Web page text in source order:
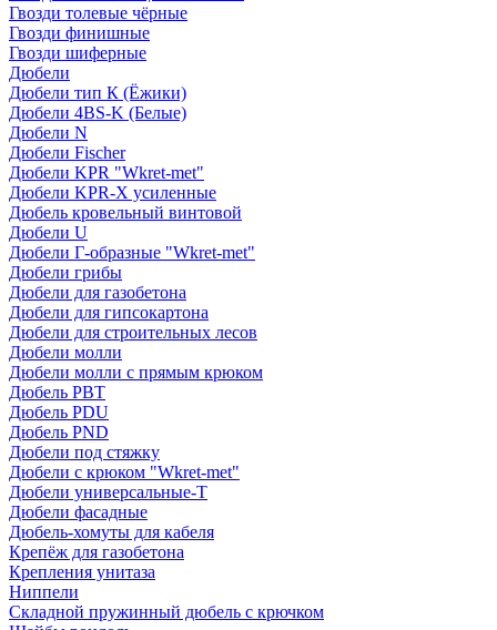
Гвозди толевые чёрные
Гвозди финишные
Гвозди шиферные
Дюбели
Дюбели тип К (Ёжики)
Дюбели 4BS-K (Белые)
Дюбели N
Дюбели Fischer
Дюбели KPR "Wkret-met"
Дюбели KPR-Х усиленные
Дюбель кровельный винтовой
Дюбели U
Дюбели Г-образные "Wkret-met"
Дюбели грибы
Дюбели для газобетона
Дюбели для гипсокартона
Дюбели для строительных лесов
Дюбели молли
Дюбели молли с прямым крюком
Дюбель PBT
Дюбель PDU
Дюбель PND
Дюбели под стяжку
Дюбели с крюком "Wkret-met"
Дюбели универсальные-Т
Дюбели фасадные
Дюбель-хомуты для кабеля
Крепёж для газобетона
Крепления унитаза
Ниппели
Складной пружинный дюбель с крючком